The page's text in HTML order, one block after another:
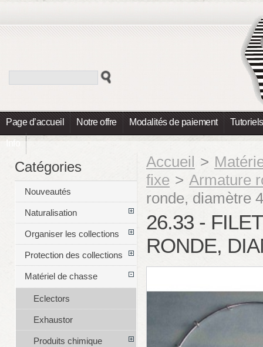
Page d’accueil Notre offre Modalités de paiement Tutoriels
Info
Accueil >
fixe > Armature
ronde, diamètre
26.33 -
RONDE,
Catégories
Nouveautés
Naturalisation
Organiser les collections
Protection des collections
Matériel de chasse
Eclectors
Exhaustor
Produits chimique